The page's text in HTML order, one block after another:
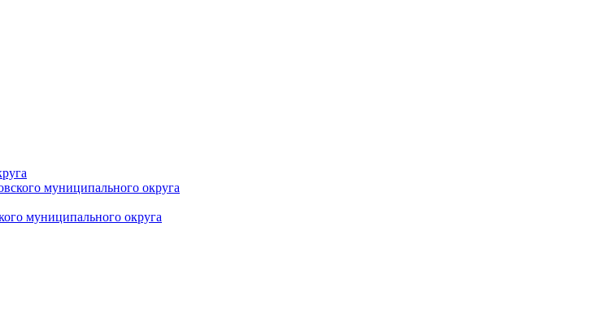
муниципального округа
муниципального округа